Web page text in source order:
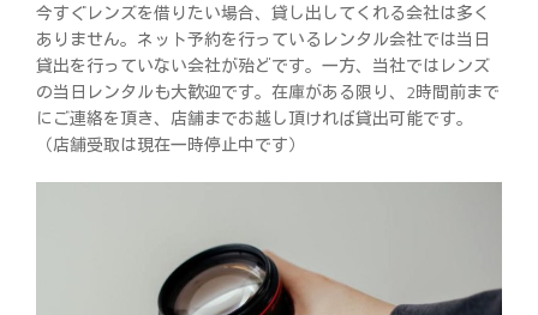
今すぐレンズを借りたい場合、貸し出してくれる会社は多く
ありません。ネット予約を行っているレンタル会社では当日
貸出を行っていない会社が殆どです。一方、当社ではレンズ
の当日レンタルも大歓迎です。在庫がある限り、2時間前まで
にご連絡を頂き、店舗までお越し頂ければ貸出可能です。
（店舗受取は現在一時停止中です）